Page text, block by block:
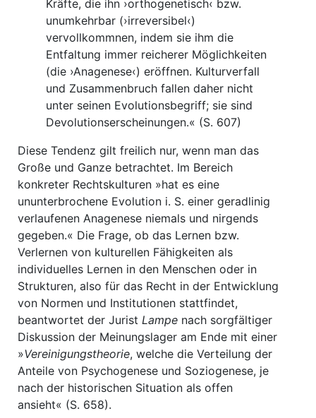
Kräfte, die ihn ›orthogenetisch‹ bzw.
unumkehrbar (›irreversibel‹)
vervollkommnen, indem sie ihm die
Entfaltung immer reicherer Möglichkeiten
(die ›Anagenese‹) eröffnen. Kulturverfall
und Zusammenbruch fallen daher nicht
unter seinen Evolutionsbegriff; sie sind
Devolutionserscheinungen.« (S. 607)
Diese Tendenz gilt freilich nur, wenn man das
Große und Ganze betrachtet. Im Bereich
konkreter Rechtskulturen »hat es eine
ununterbrochene Evolution i. S. einer geradlinig
verlaufenen Anagenese niemals und nirgends
gegeben.« Die Frage, ob das Lernen bzw.
Verlernen von kulturellen Fähigkeiten als
individuelles Lernen in den Menschen oder in
Strukturen, also für das Recht in der Entwicklung
von Normen und Institutionen stattfindet,
beantwortet der Jurist Lampe nach sorgfältiger
Diskussion der Meinungslager am Ende mit einer
»Vereinigungstheorie, welche die Verteilung der
Anteile von Psychogenese und Soziogenese, je
nach der historischen Situation als offen
ansieht« (S. 658).